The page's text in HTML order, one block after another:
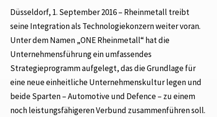
Düsseldorf, 1. September 2016 – Rheinmetall treibt
seine Integration als Technologiekonzern weiter voran.
Unter dem Namen „ONE Rheinmetall“ hat die
Unternehmensführung ein umfassendes
Strategieprogramm aufgelegt, das die Grundlage für
eine neue einheitliche Unternehmenskultur legen und
beide Sparten – Automotive und Defence – zu einem
noch leistungsfähigeren Verbund zusammenführen soll.